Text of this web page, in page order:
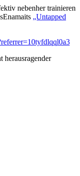
nebenher trainieren
„Untapped
herausragender